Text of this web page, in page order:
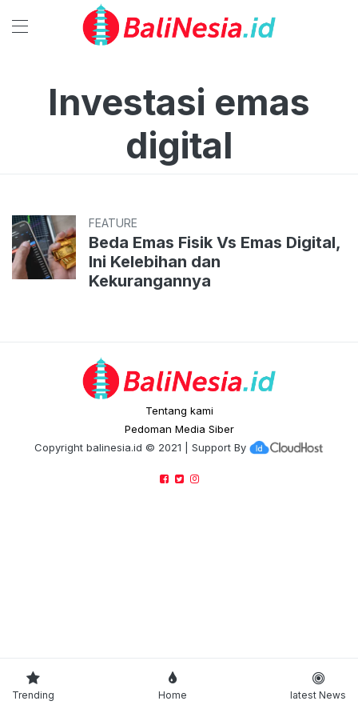
Investasi emas
digital
FEATURE
Beda Emas Fisik Vs Emas Digital,
Ini Kelebihan dan
Kekurangannya
Tentang kami
Pedoman Media Siber
Copyright balinesia.id © 2021 | Support By
Trending Home latest News